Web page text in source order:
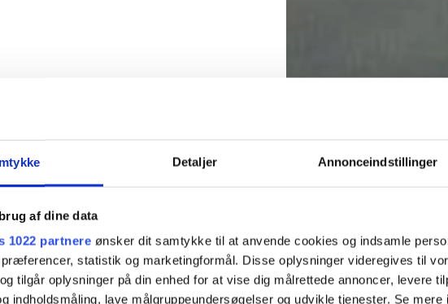
Detaljer Annonceindstillinger
af dine data
1022 partnere ønsker dit samtykke til at anvende cookies og indsamle
statistik og marketingformål. Disse oplysninger videregives til
tilgår oplysninger på din enhed for at vise dig målrettede annoncer, levere
indholdsmåling, lave målgruppeundersøgelser og udvikle tjenester. Se mere